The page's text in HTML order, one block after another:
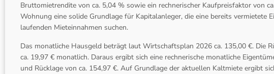
Bruttomietrendite von ca. 5,04 % sowie ein rechnerischer Kaufpreisfaktor von
Wohnung eine solide Grundlage für Kapitalanleger, die eine bereits vermietete
laufenden Mieteinnahmen suchen.
Das monatliche Hausgeld beträgt laut Wirtschaftsplan 2026 ca. 135,00 €. Die
ca. 19,97 € monatlich. Daraus ergibt sich eine rechnerische monatliche
und Rücklage von ca. 154,97 €. Auf Grundlage der aktuellen Kaltmiete ergibt